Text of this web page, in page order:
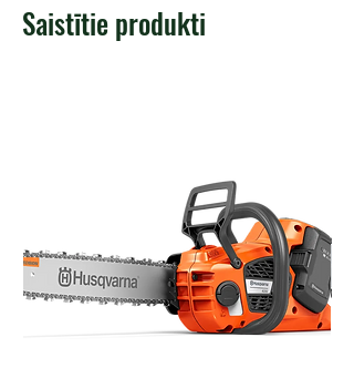
Saistītie produkti